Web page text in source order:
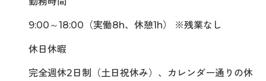
9:00～18:00（実働8h、休憩1h） ※残業なし
休日休暇
完全週休2日制（土日祝休み）、カレンダー通りの休